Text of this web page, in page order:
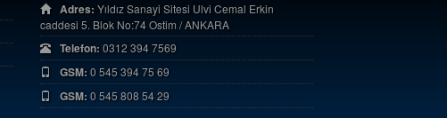
Adres: Yıldız Sanayi Sitesi Ulvi Cemal Erkin
caddesi 5. Blok No:74 Ostim / ANKARA
Telefon: 0312 394 7569
GSM: 0 545 394 75 69
GSM: 0 545 808 54 29